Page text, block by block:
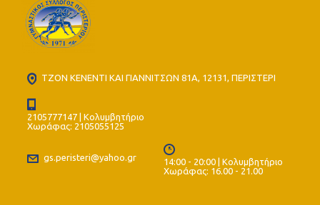
ΤΖΟΝ ΚΕΝΕΝΤΙ ΚΑΙ ΓΙΑΝΝΙΤΣΩΝ 81Α, 12131, ΠΕΡΙΣΤΕΡΙ
2105777147 | Κολυμβητήριο
Χωράφας: 2105055125
gs.peristeri@yahoo.gr
14:00 - 20:00 | Κολυμβητήριο
Χωράφας: 16.00 - 21.00